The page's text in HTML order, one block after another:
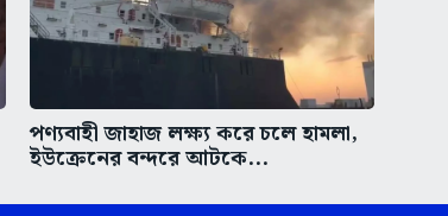
পণ্যবাহী জাহাজ লক্ষ্য করে চলে হামলা,
ইউক্রেনের বন্দরে আটকে...